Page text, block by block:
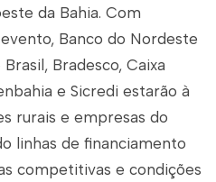
da Bahia. Com
Banco do Nordeste
Bradesco, Caixa
e Sicredi estarão à
rurais e empresas do
linhas de financiamento
competitivas e condições